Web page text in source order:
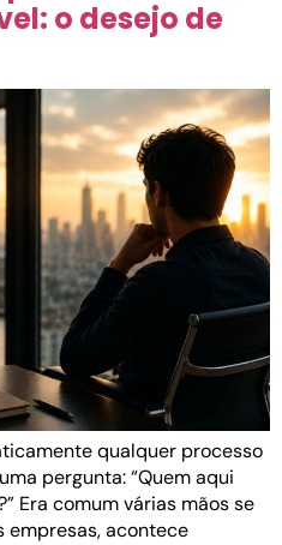
o desejo de
qualquer processo
pergunta: “Quem aqui
Era comum várias mãos se
empresas, acontece